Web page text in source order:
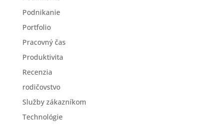
Podnikanie
Portfolio
Pracovný čas
Produktivita
Recenzia
rodičovstvo
Služby zákazníkom
Technológie